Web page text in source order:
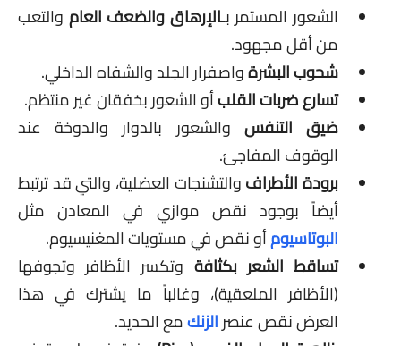
الشعور المستمر بـالإرهاق والضعف العام والتعب
من أقل مجهود.
شحوب البشرةواصفرار الجلد والشفاه الداخلي.
تسارع ضربات القلبأو الشعور بخفقان غير منتظم.
ضيق التنفس والشعور بالدوار والدوخة عند
الوقوف المفاجئ.
برودة الأطرافوالتشنجات العضلية، والتي قد ترتبط
أيضاً بوجود نقص موازي في المعادن مثل
البوتاسيومأو نقص في مستويات المغنيسيوم.
تساقط الشعر بكثافة وتكسر الأظافر وتجوفها
(الأظافر الملعقية)، وغالباً ما يشترك في هذا
العرض نقص عنصرالزنكمع الحديد.